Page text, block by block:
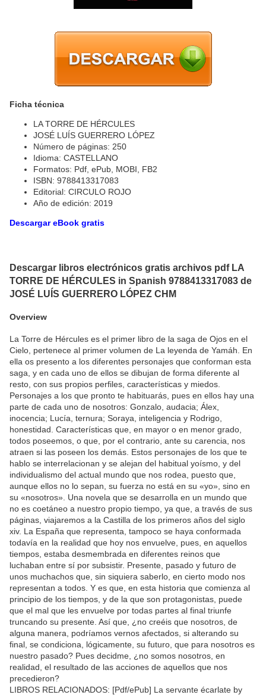
Ficha técnica
LA TORRE DE HÉRCULES
JOSÉ LUÍS GUERRERO LÓPEZ
Número de páginas: 250
Idioma: CASTELLANO
Formatos: Pdf, ePub, MOBI, FB2
ISBN: 9788413317083
Editorial: CIRCULO ROJO
Año de edición: 2019
Descargar eBook gratis
Descargar libros electrónicos gratis archivos pdf LA
TORRE DE HÉRCULES in Spanish 9788413317083 de
JOSÉ LUÍS GUERRERO LÓPEZ CHM
Overview
La Torre de Hércules es el primer libro de la saga de Ojos en el
Cielo, pertenece al primer volumen de La leyenda de Yamáh. En
ella os presento a los diferentes personajes que conforman esta
saga, y en cada uno de ellos se dibujan de forma diferente al
resto, con sus propios perfiles, características y miedos.
Personajes a los que pronto te habituarás, pues en ellos hay una
parte de cada uno de nosotros: Gonzalo, audacia; Álex,
inocencia; Lucía, ternura; Soraya, inteligencia y Rodrigo,
honestidad. Características que, en mayor o en menor grado,
todos poseemos, o que, por el contrario, ante su carencia, nos
atraen si las poseen los demás. Estos personajes de los que te
hablo se interrelacionan y se alejan del habitual yoísmo, y del
individualismo del actual mundo que nos rodea, puesto que,
aunque ellos no lo sepan, su fuerza no está en su «yo», sino en
su «nosotros». Una novela que se desarrolla en un mundo que
no es coetáneo a nuestro propio tiempo, ya que, a través de sus
páginas, viajaremos a la Castilla de los primeros años del siglo
xiv. La España que representa, tampoco se haya conformada
todavía en la realidad que hoy nos envuelve, pues, en aquellos
tiempos, estaba desmembrada en diferentes reinos que
luchaban entre sí por subsistir. Presente, pasado y futuro de
unos muchachos que, sin siquiera saberlo, en cierto modo nos
representan a todos. Y es que, en esta historia que comienza al
principio de los tiempos, y de la que son protagonistas, puede
que el mal que les envuelve por todas partes al final triunfe
truncando su presente. Así que, ¿no creéis que nosotros, de
alguna manera, podríamos vernos afectados, si alterando su
final, se condiciona, lógicamente, su futuro, que para nosotros es
nuestro pasado? Pues decidme, ¿no somos nosotros, en
realidad, el resultado de las acciones de aquellos que nos
precedieron?
LIBROS RELACIONADOS: [Pdf/ePub] La servante écarlate by